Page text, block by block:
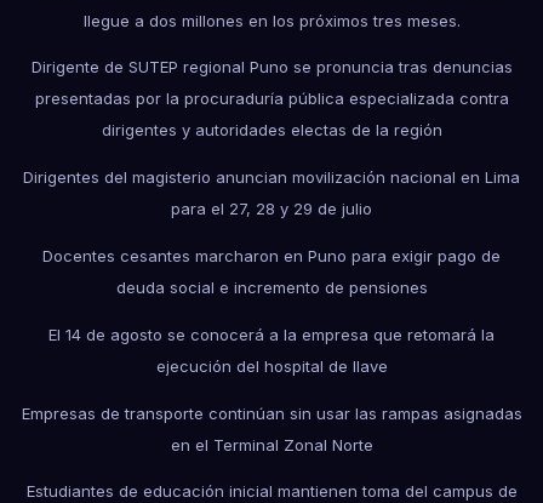
llegue a dos millones en los próximos tres meses.
Dirigente de SUTEP regional Puno se pronuncia tras denuncias
presentadas por la procuraduría pública especializada contra
dirigentes y autoridades electas de la región
Dirigentes del magisterio anuncian movilización nacional en Lima
para el 27, 28 y 29 de julio
Docentes cesantes marcharon en Puno para exigir pago de
deuda social e incremento de pensiones
El 14 de agosto se conocerá a la empresa que retomará la
ejecución del hospital de Ilave
Empresas de transporte continúan sin usar las rampas asignadas
en el Terminal Zonal Norte
Estudiantes de educación inicial mantienen toma del campus de